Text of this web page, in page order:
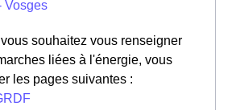
Vosges
souhaitez vous renseigner
liées à l'énergie, vous
les pages suivantes :